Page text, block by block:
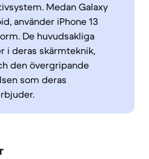
Medan Galaxy
använder iPhone 13
De huvudsakliga
i deras skärmteknik,
den övergripande
som deras